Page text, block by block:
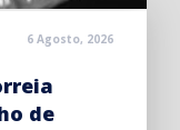
6 Agosto, 2026
de